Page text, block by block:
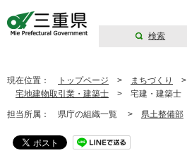
検索
現在位置： トップページ > まちづくり >
宅地建物取引業・建築士 > 宅建・建築士
担当所属： 県庁の組織一覧 > 県土整備部